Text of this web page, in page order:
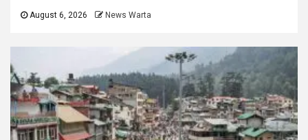
August 6, 2026 News Warta